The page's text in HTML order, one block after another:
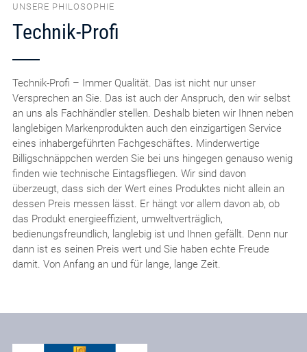
UNSERE PHILOSOPHIE
Technik-Profi
Technik-Profi – Immer Qualität. Das ist nicht nur unser
Versprechen an Sie. Das ist auch der Anspruch, den wir selbst
an uns als Fachhändler stellen. Deshalb bieten wir Ihnen neben
langlebigen Markenprodukten auch den einzigartigen Service
eines inhabergeführten Fachgeschäftes. Minderwertige
Billigschnäppchen werden Sie bei uns hingegen genauso wenig
finden wie technische Eintagsfliegen. Wir sind davon
überzeugt, dass sich der Wert eines Produktes nicht allein an
dessen Preis messen lässt. Er hängt vor allem davon ab, ob
das Produkt energieeffizient, umweltverträglich,
bedienungsfreundlich, langlebig ist und Ihnen gefällt. Denn nur
dann ist es seinen Preis wert und Sie haben echte Freude
damit. Von Anfang an und für lange, lange Zeit.